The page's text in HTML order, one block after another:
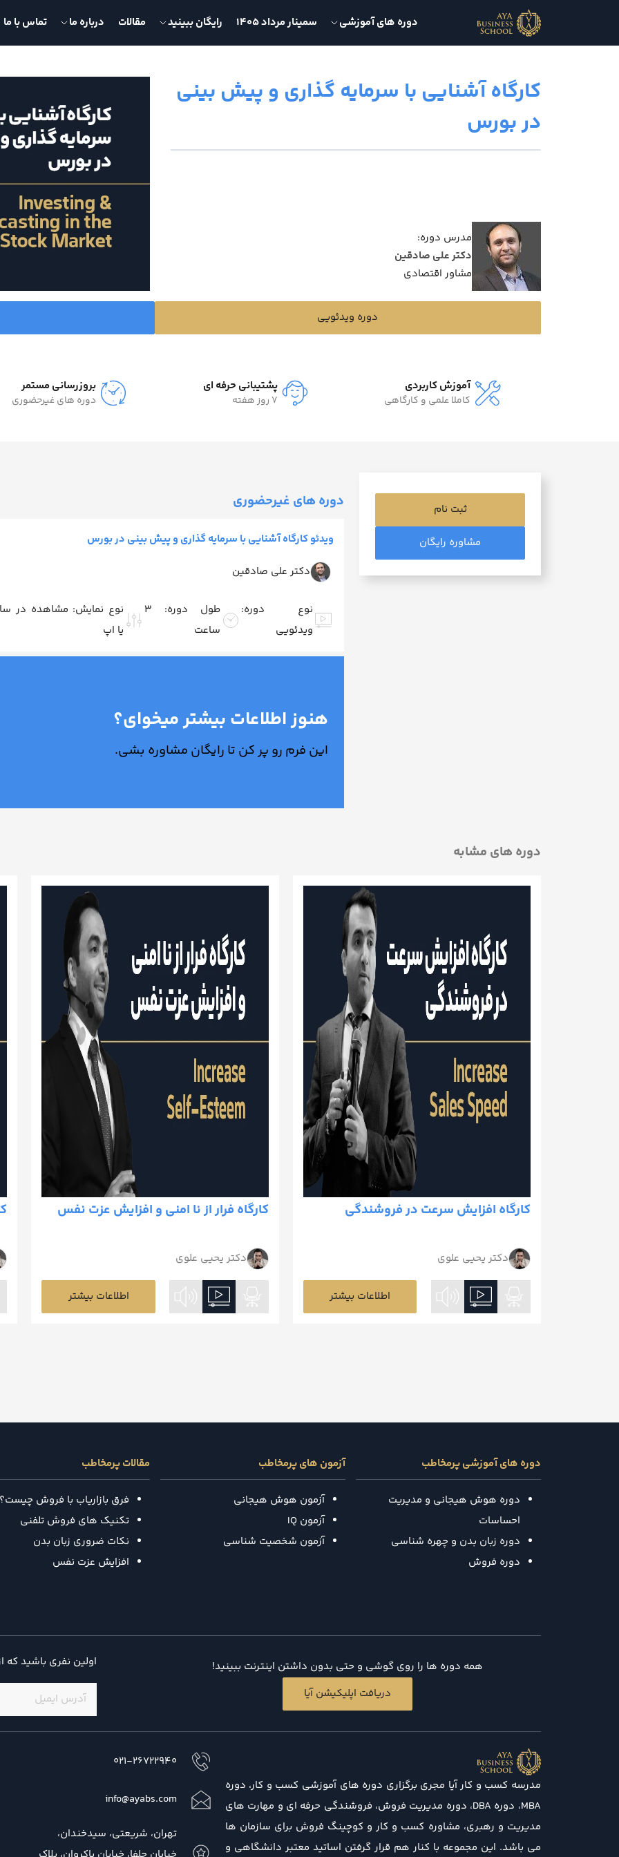
دوره های آموزشی سمینار مرداد 1405 رایگان ببینید مقالات درباره ما تماس با ما
کارگاه آشنایی با سرمایه گذاری و پیش بینی
در بورس
مدرس دوره:
دکتر علی صادقین
مشاور اقتصادی
دوره ویدئویی
آموزش کاربردی
کاملا علمی و کارگاهی
پشتیبانی حرفه ای
7 روز هفته
بروزرسانی مستمر
دوره های غیرحضوری
دوره های غیرحضوری
ویدئو کارگاه آشنایی با سرمایه گذاری و پیش بینی در بورس
دکتر علی صادقین
نوع دوره:
ویدئویی
طول دوره: 3
ساعت
نوع نمایش: مشاهده در
یا اپ
هنوز اطلاعات بیشتر میخوای؟
این فرم رو پر کن تا رایگان مشاوره بشی.
ثبت نام
مشاوره رایگان
دوره های مشابه
کارگاه افزایش سرعت در فروشندگی
دکتر یحیی علوی
اطلاعات بیشتر
کارگاه فرار از نا امنی و افزایش عزت نفس
دکتر یحیی علوی
اطلاعات بیشتر
دوره های آموزشی پرمخاطب
دوره هوش هیجانی و مدیریت
احساسات
دوره زبان بدن و چهره شناسی
دوره فروش
آزمون های پرمخاطب
آزمون هوش هیجانی
آزمون IQ
آزمون شخصیت شناسی
مقالات پرمخاطب
فرق بازاریاب با فروش چیست؟
تکنیک‌ های فروش تلفنی
نکات ضروری زبان بدن
افزایش عزت نفس
همه دوره ها را روی گوشی و حتی بدون داشتن اینترنت ببینید!
دریافت اپلیکیشن آیا
اولین نفری باشید که
ایمیل
(ضروری)
مدرسه کسب و کار آیا مجری برگزاری دوره های آموزشی کسب و کار، دوره
MBA، دوره DBA، دوره مدیریت فروش، فروشندگی حرفه ای و مهارت های
مدیریت و رهبری، مشاوره کسب و کار و کوچینگ فروش برای سازمان ها
می باشد. این مجموعه با کنار هم قرار گرفتن اساتید معتبر دانشگاهی و
021-26722940
info@ayabs.com
تهران، شریعتی، سیدخندان،